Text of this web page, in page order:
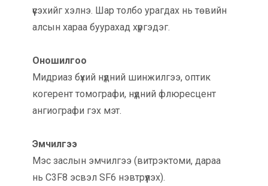
үүсэхийг хэлнэ. Шар толбо урагдах нь төвийн
алсын хараа буурахад хүргэдэг.
Оношилгоо
Мидриаз бүхий нүдний шинжилгээ, оптик
когерент томографи, нүдний флюресцент
ангиографи гэх мэт.
Эмчилгээ
Мэс заслын эмчилгээ (витрэктоми, дараа
нь C3F8 эсвэл SF6 нэвтрүүлэх).